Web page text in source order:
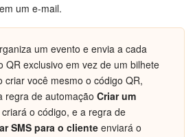
um e-mail.
um evento e envia a cada
QR exclusivo em vez de um bilhete
criar você mesmo o código QR,
regra de automação Criar um
o código, e a regra de
SMS para o cliente enviará o